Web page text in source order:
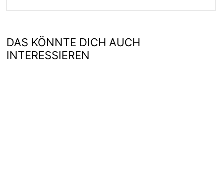
DAS KÖNNTE DICH AUCH
INTERESSIEREN